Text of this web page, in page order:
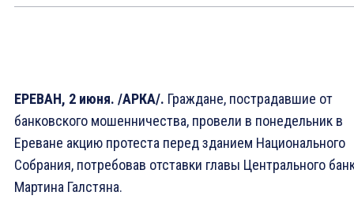
ЕРЕВАН, 2 июня. /АРКА/. Граждане, пострадавшие от
банковского мошенничества, провели в понедельник в
Ереване акцию протеста перед зданием Национального
Собрания, потребовав отставки главы Центрального
Мартина Галстяна.